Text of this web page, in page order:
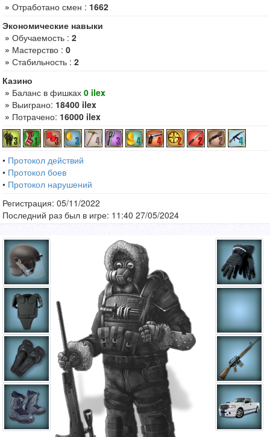
» Отработано смен : 1662
Экономические навыки
» Обучаемость : 2
» Мастерство : 0
» Стабильность : 2
Казино
» Баланс в фишках 0 ilex
» Выиграно: 18400 ilex
» Потрачено: 16000 ilex
• Протокол действий
• Протокол боев
• Протокол нарушений
Регистрация: 05/11/2022
Последний раз был в игре: 11:40 27/05/2024